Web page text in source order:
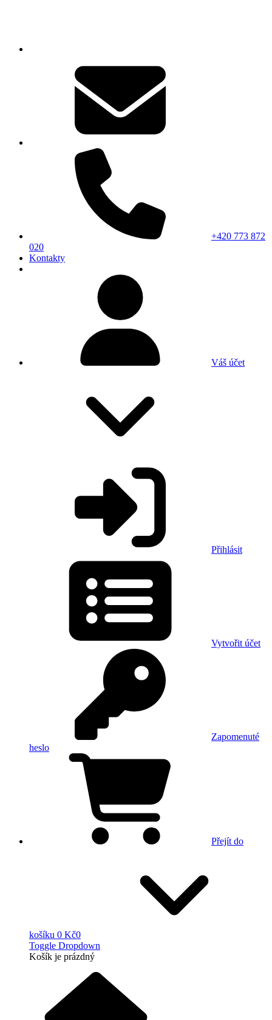
+420 773 872
020
Kontakty
Váš účet
Přihlásit
Vytvořit účet
Zapomenuté
heslo
Přejít do
košíku 0 Kč0
Toggle Dropdown
Košík je prázdný